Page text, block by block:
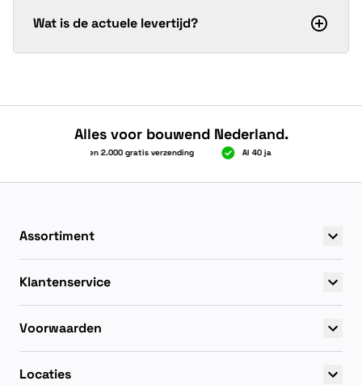
Wat is de actuele levertijd?
Alles voor bouwend Nederland.
Boven 2.000 gratis verzending
Al 40 jaar dé specialist
Assortiment
Klantenservice
Voorwaarden
Locaties